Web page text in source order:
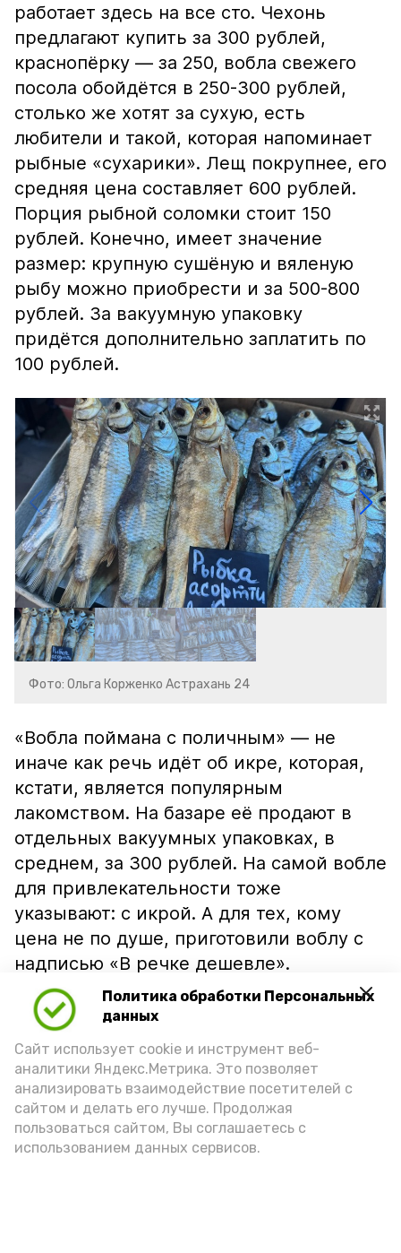
Политика обработки Персональных
данных
Сайт использует cookie и инструмент веб-
аналитики Яндекс.Метрика. Это позволяет
анализировать взаимодействие посетителей с
сайтом и делать его лучше. Продолжая
пользоваться сайтом, Вы соглашаетесь с
использованием данных сервисов.
работает здесь на все сто. Чехонь
предлагают купить за 300 рублей,
краснопёрку — за 250, вобла свежего
посола обойдётся в 250-300 рублей,
столько же хотят за сухую, есть
любители и такой, которая напоминает
рыбные «сухарики». Лещ покрупнее, его
средняя цена составляет 600 рублей.
Порция рыбной соломки стоит 150
рублей. Конечно, имеет значение
размер: крупную сушёную и вяленую
рыбу можно приобрести и за 500-800
рублей. За вакуумную упаковку
придётся дополнительно заплатить по
100 рублей.
Фото: Ольга Корженко Астрахань 24
«Вобла поймана с поличным» — не
иначе как речь идёт об икре, которая,
кстати, является популярным
лакомством. На базаре её продают в
отдельных вакуумных упаковках, в
среднем, за 300 рублей. На самой вобле
для привлекательности тоже
указывают: с икрой. А для тех, кому
цена не по душе, приготовили воблу с
надписью «В речке дешевле».